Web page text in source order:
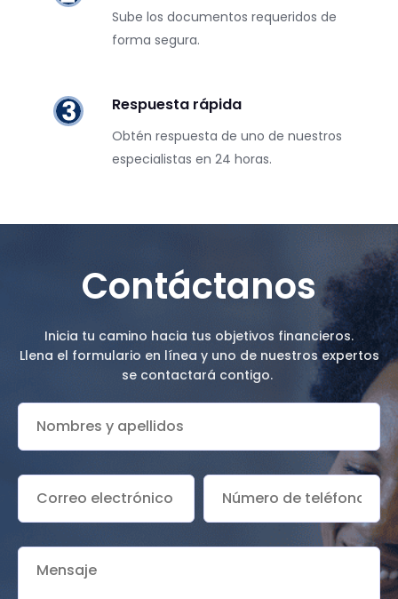
Sube los documentos requeridos de
forma segura.
Respuesta rápida
Obtén respuesta de uno de nuestros
especialistas en 24 horas.
Contáctanos
Inicia tu camino hacia tus objetivos financieros.
Llena el formulario en línea y uno de nuestros expertos
se contactará contigo.